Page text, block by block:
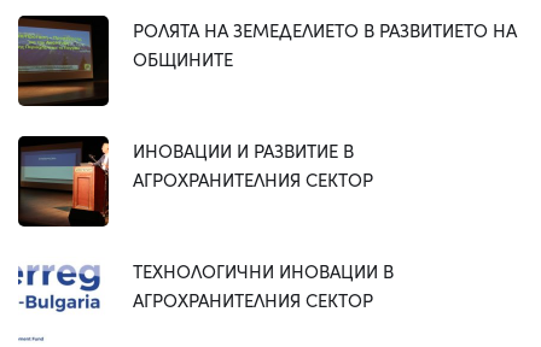
РОЛЯТА НА ЗЕМЕДЕЛИЕТО В РАЗВИТИЕТО НА
ОБЩИНИТЕ
ИНОВАЦИИ И РАЗВИТИЕ В
АГРОХРАНИТЕЛНИЯ СЕКТОР
ТЕХНОЛОГИЧНИ ИНОВАЦИИ В
АГРОХРАНИТЕЛНИЯ СЕКТОР